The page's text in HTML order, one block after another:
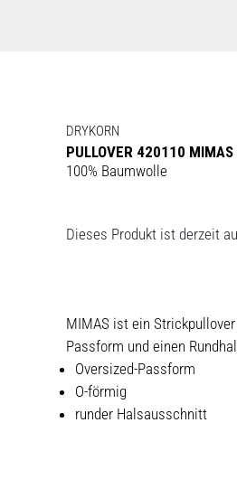
DRYKORN
PULLOVER 420110
100% Baumwolle
Dieses Produkt ist derzeit
MIMAS ist ein
Passform und einen
Oversized-Passform
O-förmig
runder Halsausschnitt